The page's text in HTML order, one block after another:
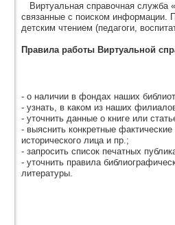
Виртуальная справочная служба
связанные с поиском информации.
детским чтением (педагоги,
Правила работы Виртуальной
- о наличии в фондах наших
- узнать, в каком из наших
- уточнить данные о книге или
- выяснить конкретные
исторического лица и пр.;
- запросить список печатных
- уточнить правила
литературы.